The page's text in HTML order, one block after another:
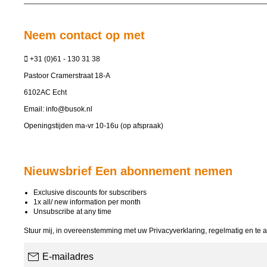
Neem contact op met
+31 (0)61 - 130 31 38
Pastoor Cramerstraat 18-A
6102AC Echt
Email: info@busok.nl
Openingstijden ma-vr 10-16u (op afspraak)
Nieuwsbrief Een abonnement nemen
Exclusive discounts for subscribers
1x all/ new information per month
Unsubscribe at any time
Stuur mij, in overeenstemming met uw Privacyverklaring, regelmatig en te